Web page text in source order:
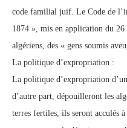
code familial juif. Le Code de
1874 », mis en application du
algériens, des « gens soumis
La politique d’expropriation :
La politique d’expropriation
d’autre part, dépouilleront les
terres fertiles, ils seront acculés